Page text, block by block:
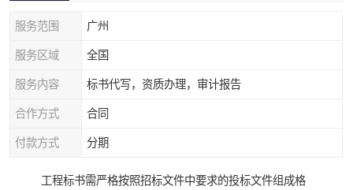
服务范围 广州
服务区域 全国
服务内容 标书代写，资质办理，审计报告
合作方式 合同
付款方式 分期
工程标书需严格按照招标文件中要求的投标文件组成格